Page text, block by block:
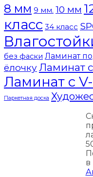
8 мм 9 мм. 10 мм
класс 34 класс
без фаски Ламинат
ёлочкуЛаминат
Ламинат с
Паркетная доска
в